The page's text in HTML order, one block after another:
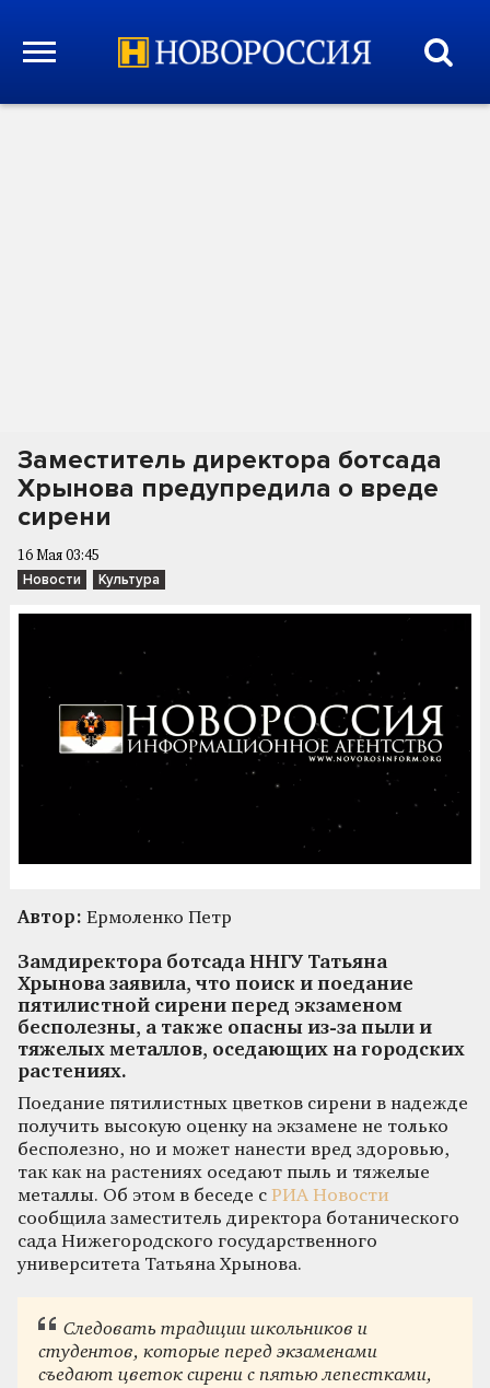
Заместитель директора ботсада
Хрынова предупредила о вреде
сирени
16 Мая 03:45
Новости Культура
Автор: Ермоленко Петр
Замдиректора ботсада ННГУ Татьяна
Хрынова заявила, что поиск и поедание
пятилистной сирени перед экзаменом
бесполезны, а также опасны из-за пыли и
тяжелых металлов, оседающих на городских
растениях.
Поедание пятилистных цветков сирени в надежде
получить высокую оценку на экзамене не только
бесполезно, но и может нанести вред здоровью,
так как на растениях оседают пыль и тяжелые
металлы. Об этом в беседе с РИА Новости
сообщила заместитель директора ботанического
сада Нижегородского государственного
университета Татьяна Хрынова.
Следовать традиции школьников и
студентов, которые перед экзаменами
съедают цветок сирени с пятью лепестками,